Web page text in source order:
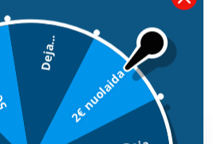
ATSILIEPIMĄ2€ nuolaida
Deja...